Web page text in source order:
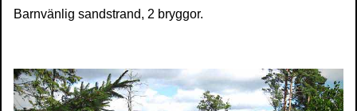
Barnvänlig sandstrand, 2 bryggor.